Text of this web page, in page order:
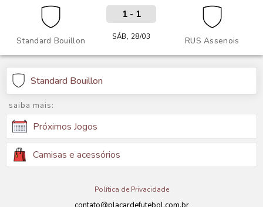
Standard Bouillon RUS Assenois
1- 1
SÁB, 28/03
Standard Bouillon
saiba mais:
Próximos Jogos
Camisas e acessórios
Política de Privacidade